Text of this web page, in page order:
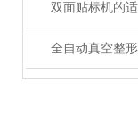
双面贴标机的
全自动真空整